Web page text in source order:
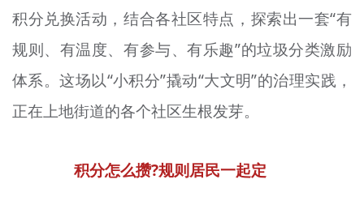
身边好人
文明评论
北京宣传文化引导基金
积分兑换活动，结合各社区特点，探索出一套“有
规则、有温度、有参与、有乐趣”的垃圾分类激励
体系。这场以“小积分”撬动“大文明”的治理实践，
正在上地街道的各个社区生根发芽。
积分怎么攒?规则居民一起定